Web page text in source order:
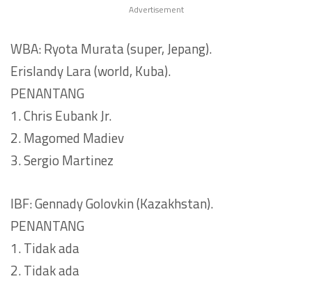
Advertisement
WBA: Ryota Murata (super, Jepang).
Erislandy Lara (world, Kuba).
PENANTANG
1. Chris Eubank Jr.
2. Magomed Madiev
3. Sergio Martinez
IBF: Gennady Golovkin (Kazakhstan).
PENANTANG
1. Tidak ada
2. Tidak ada